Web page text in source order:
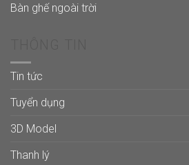
Bàn ghế ngoài trời
Tin tức
Tuyển dụng
3D Model
Thanh lý